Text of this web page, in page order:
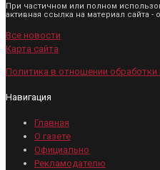
При частичном или полном
активная ссылка на материал сайта -
Все новости
Карта сайта
Политика в отношении
Навигация
Главная
О газете
Официально
Рекламодателю